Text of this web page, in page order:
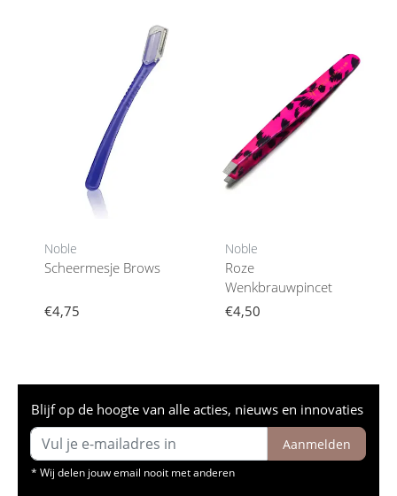
Noble
Scheermesje Brows
€4,75
Noble
Roze
Wenkbrauwpincet
€4,50
Blijf op de hoogte van alle acties, nieuws en innovaties
Aanmelden
* Wij delen jouw email nooit met anderen